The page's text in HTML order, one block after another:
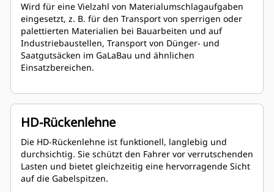
Wird für eine Vielzahl von Materialumschlagaufgaben
eingesetzt, z. B. für den Transport von sperrigen oder
palettierten Materialien bei Bauarbeiten und auf
Industriebaustellen, Transport von Dünger- und
Saatgutsäcken im GaLaBau und ähnlichen
Einsatzbereichen.
HD-Rückenlehne
Die HD-Rückenlehne ist funktionell, langlebig und
durchsichtig. Sie schützt den Fahrer vor verrutschenden
Lasten und bietet gleichzeitig eine hervorragende Sicht
auf die Gabelspitzen.